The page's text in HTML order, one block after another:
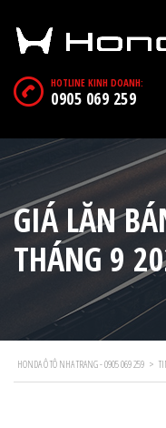
HOTLINE KINH DOANH:
0905 069 259
GIÁ LĂN
THÁNG 9
HONDA Ô TÔ NHA TRANG - 0905 069 259 >